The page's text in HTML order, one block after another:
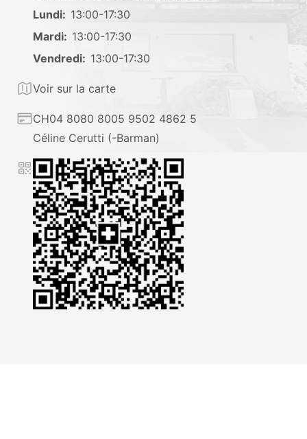
Lundi: 13:00-17:30
Mardi: 13:00-17:30
Vendredi: 13:00-17:30
Location
Voir sur la carte
Coordonnées bancaires
CH04 8080 8005 9502 4862 5
Céline Cerutti (-Barman)
QR code